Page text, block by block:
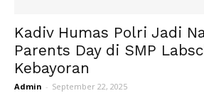
Kadiv Humas Polri Jadi
Parents Day di SMP
Kebayoran
Admin - September 22, 2025